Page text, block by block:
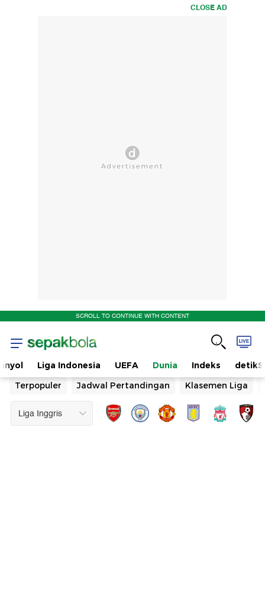
CLOSE AD
SCROLL TO CONTINUE WITH CONTENT
Liga Indonesia UEFA Dunia Indeks
Terpopuler
Jadwal Pertandingan Klasemen Liga